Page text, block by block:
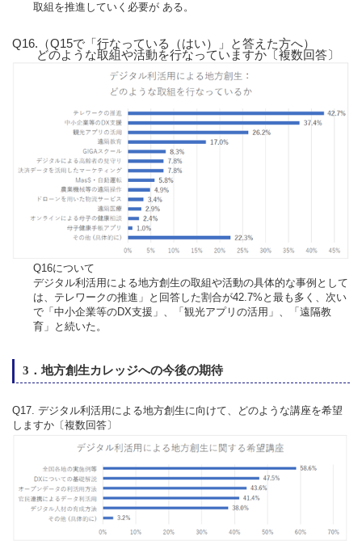
取組を推進していく必要が ある。
Q16.（Q15で「行なっている（はい）」と答えた方へ）
どのような取組や活動を行なっていますか〔複数回答〕
Q16について
デジタル利活用による地方創生の取組や活動の具体的な事例として
は、テレワークの推進」と回答した割合が42.7%と最も多く、次い
で「中小企業等のDX支援」、「観光アプリの活用」、「遠隔教
育」と続いた。
3．地方創生カレッジへの今後の期待
Q17. デジタル利活用による地方創生に向けて、どのような講座を希望
しますか〔複数回答〕